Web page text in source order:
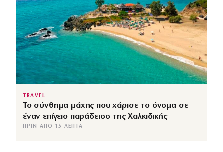
TRAVEL
Το σύνθημα μάχης που χάρισε το όνομα σε
έναν επίγειο παράδεισο της Χαλκιδικής
ΠΡΙΝ ΑΠΌ 15 ΛΕΠΤΆ